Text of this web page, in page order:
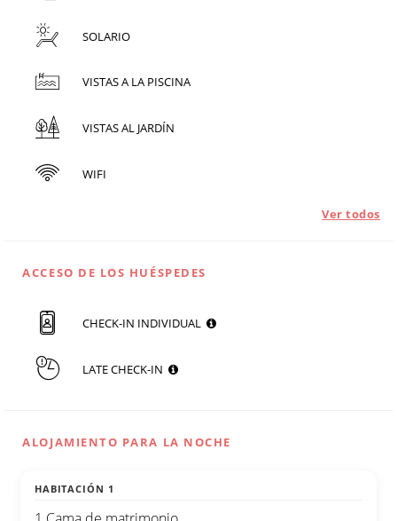
SOLARIO
VISTAS A LA PISCINA
VISTAS AL JARDÍN
WIFI
Ver todos
ACCESO DE LOS HUÉSPEDES
CHECK-IN INDIVIDUAL
LATE CHECK-IN
ALOJAMIENTO PARA LA NOCHE
HABITACIÓN 1